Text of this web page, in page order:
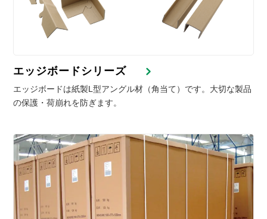
エッジボードシリーズ
エッジボードは紙製L型アングル材（角当て）です。大切な製品
の保護・荷崩れを防ぎます。